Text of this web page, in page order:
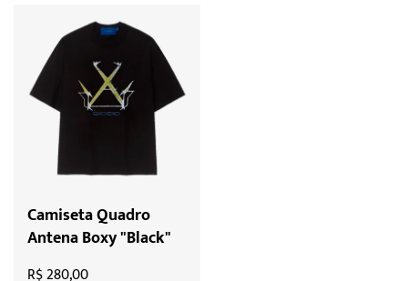
Camiseta Quadro
Antena Boxy "Black"
R$ 280,00